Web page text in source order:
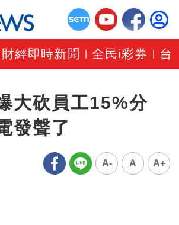
財經即時新聞 |全民i彩券 台
大砍員工15%分
發聲了
A- A A+